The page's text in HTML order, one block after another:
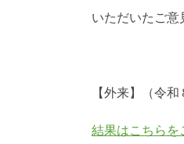
いただいたご意
【外来】（令
結果はこちらを